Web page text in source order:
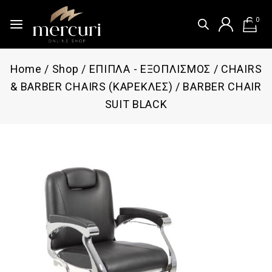
0
Home / Shop / ΕΠΙΠΛΑ - ΕΞΟΠΛΙΣΜΟΣ / CHAIRS
& BARBER CHAIRS (ΚΑΡΕΚΛΕΣ) / BARBER CHAIR
SUIT BLACK